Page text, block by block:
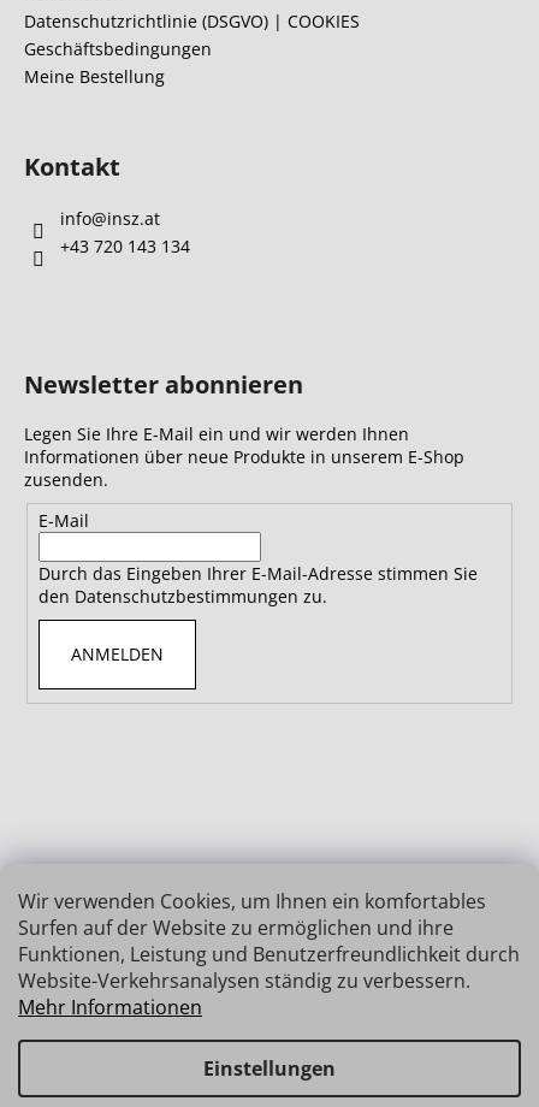
Wir verwenden Cookies, um Ihnen ein komfortables
Surfen auf der Website zu ermöglichen und ihre
Funktionen, Leistung und Benutzerfreundlichkeit durch
Website-Verkehrsanalysen ständig zu verbessern.
Mehr Informationen
Einstellungen
Datenschutzrichtlinie (DSGVO) | COOKIES
Geschäftsbedingungen
Meine Bestellung
Kontakt
info@insz.at
+43 720 143 134
Newsletter abonnieren
Legen Sie Ihre E-Mail ein und wir werden Ihnen
Informationen über neue Produkte in unserem E-Shop
zusenden.
E-Mail
Durch das Eingeben Ihrer E-Mail-Adresse stimmen Sie
den Datenschutzbestimmungen zu.
ANMELDEN
Erstellt von Shoptet